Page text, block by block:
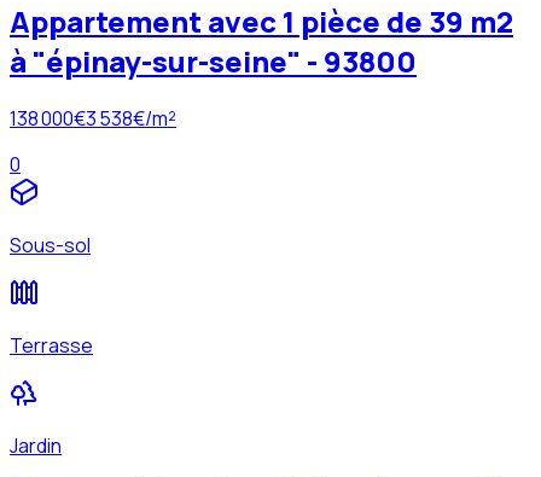
Appartement avec 1 pièce de 39 m2
à "épinay-sur-seine" - 93800
138 000€3 538€/m²
0
Sous-sol
Terrasse
Jardin